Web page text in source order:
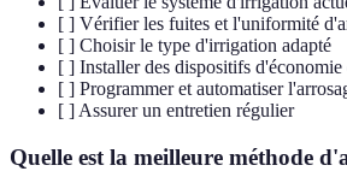
[ ] Vérifier les fuites et l'uniformité
[ ] Choisir le type d'irrigation adapté
[ ] Installer des dispositifs d'économie
[ ] Programmer et automatiser
[ ] Assurer un entretien régulier
Quelle est la meilleure méthode